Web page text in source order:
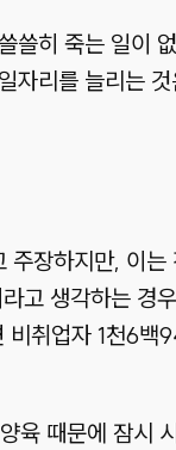
쓸히 죽는 일이
자리를 늘리는
주장하지만, 이는
고 생각하는 경
비취업자 1천6백
육 때문에 잠시